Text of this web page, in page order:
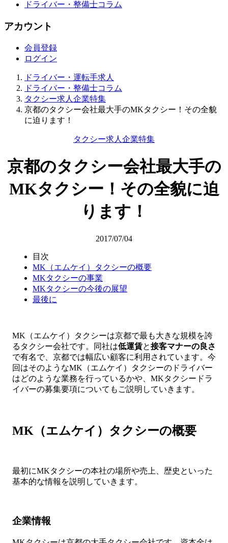
ドライバー・整備士コラム
アカウント
会員登録
ログイン
ドライバー・運転手求人
ドライバー・整備士コラム
タクシー求人企業特集
京都のタクシー会社最大手のMKタクシー！その全貌
に迫ります！
タクシー求人企業特集
京都のタクシー会社最大手の
MKタクシー！その全貌に迫
ります！
2017/07/04
目次
MK（エムケイ）タクシーの概要
MKタクシーの事業
MKタクシーの今後の展望
最後に
MK（エムケイ）タクシーは京都で最も大きな規模を誇
るタクシー会社です。同社は低運賃と接客マナーの良さ
で有名で、京都では幅広い顧客に利用されています。今
回はそのようなMK（エムケイ）タクシーのドライバー
はどのような業務を行っているかや、MKタクシードラ
イバーの募集要項についてもご説明していきます。
MK（エムケイ）タクシーの概要
最初にMKタクシーの本社の場所や売上、歴史といった
基本的な情報を説明していきます。
企業情報